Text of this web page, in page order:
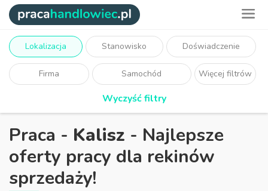
Lokalizacja Stanowisko Doświadczenie
Firma Samochód Więcej filtrów
Wyczyść filtry
Praca - Kalisz - Najlepsze
oferty pracy dla rekinów
sprzedaży!